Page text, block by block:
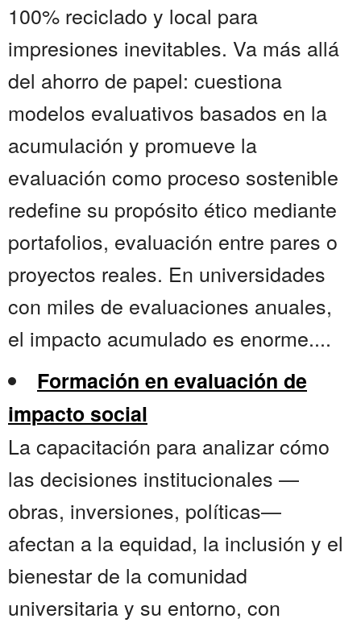
100% reciclado y local para
impresiones inevitables. Va más allá
del ahorro de papel: cuestiona
modelos evaluativos basados en la
acumulación y promueve la
evaluación como proceso sostenible
redefine su propósito ético mediante
portafolios, evaluación entre pares o
proyectos reales. En universidades
con miles de evaluaciones anuales,
el impacto acumulado es enorme....
Formación en evaluación de
impacto social
La capacitación para analizar cómo
las decisiones institucionales —
obras, inversiones, políticas—
afectan a la equidad, la inclusión y el
bienestar de la comunidad
universitaria y su entorno, con